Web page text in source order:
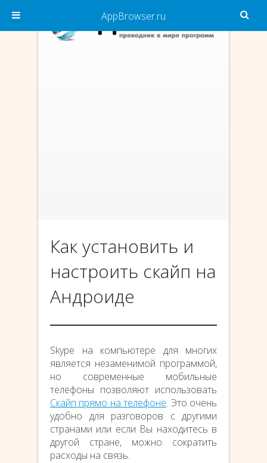
Как установить и
настроить скайп на
Андроиде
Skype на компьютере для многих
является незаменимой программой,
но современные мобильные
телефоны позволяют использовать
Скайп прямо на телефоне. Это очень
удобно для разговоров с другими
странами или если Вы находитесь в
другой стране, можно сократить
расходы на связь.
AppBrowser.ru